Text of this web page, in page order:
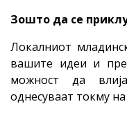
Зошто да се
Локалниот
вашите идеи и
можност да
однесуваат токму на